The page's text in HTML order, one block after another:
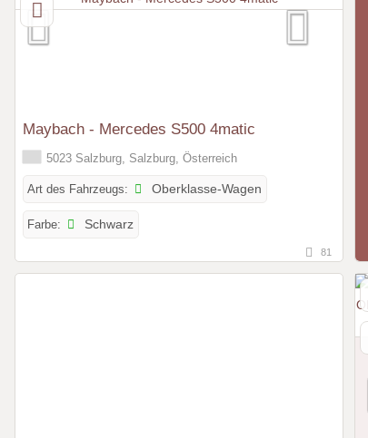
Maybach - Mercedes S500 4matic
5023 Salzburg, Salzburg, Österreich
Art des Fahrzeugs: Oberklasse-Wagen
Farbe: Schwarz
81